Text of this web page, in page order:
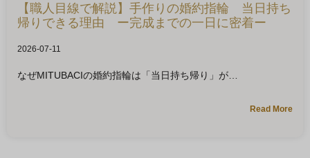
【職人目線で解説】手作りの婚約指輪 当日持ち
帰りできる理由 ー完成までの一日に密着ー
2026-07-11
なぜMITUBACIの婚約指輪は「当日持ち帰り」が
Read More